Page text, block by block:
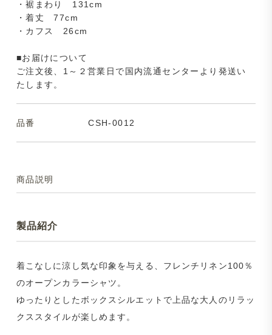
・裾まわり 131cm
・着丈 77cm
・カフス 26cm
■お届けについて
ご注文後、1～２営業日で国内流通センターより発送い
たします。
品番 CSH-0012
商品説明
製品紹介
着こなしに涼し気な印象を与える、フレンチリネン100％
のオープンカラーシャツ。
ゆったりとしたボックスシルエットで上品な大人のリラッ
クススタイルが楽しめます。